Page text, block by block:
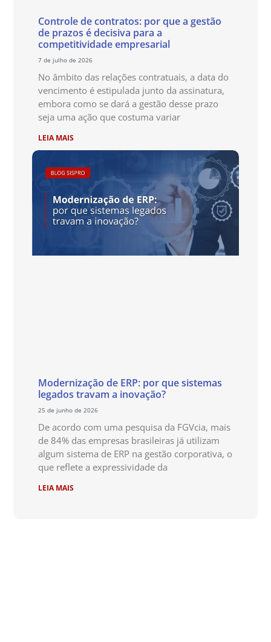
Controle de contratos: por que a gestão
de prazos é decisiva para a
competitividade empresarial
7 de julho de 2026
No âmbito das relações contratuais, a data do
vencimento é estipulada junto da assinatura,
embora como se dará a gestão desse prazo
seja uma ação que costuma variar
LEIA MAIS
Modernização de ERP: por que sistemas
legados travam a inovação?
25 de junho de 2026
De acordo com uma pesquisa da FGVcia, mais
de 84% das empresas brasileiras já utilizam
algum sistema de ERP na gestão corporativa, o
que reflete a expressividade da
LEIA MAIS